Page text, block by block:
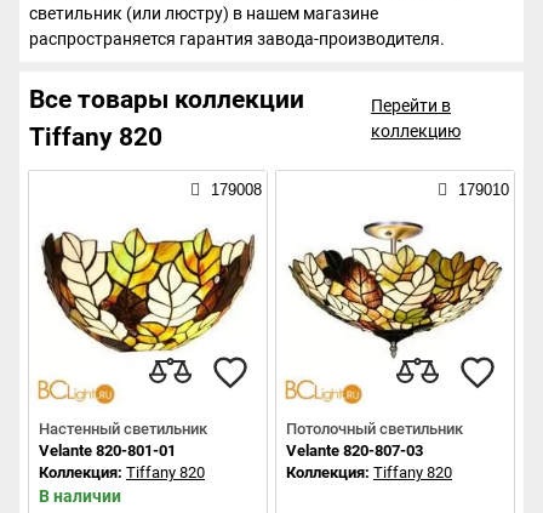
светильник (или люстру) в нашем магазине
распространяется гарантия завода-производителя.
Все товары коллекции
Tiffany 820
Перейти в
коллекцию
179008
Настенный светильник
Velante 820-801-01
Коллекция: Tiffany 820
В наличии
179010
Потолочный светильник
Velante 820-807-03
Коллекция: Tiffany 820